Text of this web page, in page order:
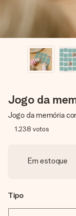
Jogo da
Jogo da memória
1,238 votos
Em estoque
Tipo